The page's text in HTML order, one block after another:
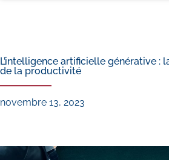
L’intelligence artificielle générative :
de la productivité
novembre 13, 2023